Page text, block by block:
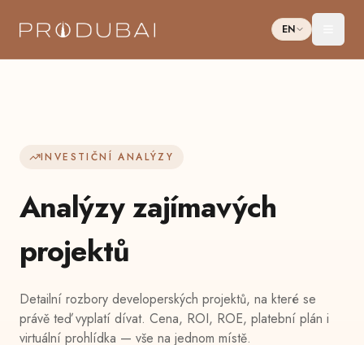
EN
INVESTIČNÍ ANALÝZY
Analýzy zajímavých
projektů
Detailní rozbory developerských projektů, na které se
právě teď vyplatí dívat. Cena, ROI, ROE, platební plán i
virtuální prohlídka — vše na jednom místě.